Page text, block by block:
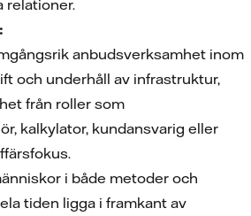
relationer.
anbudsverksamhet inom
och underhåll av infrastruktur,
från roller som
kalkylator, kundansvarig eller
i både metoder och
tiden ligga i framkant av